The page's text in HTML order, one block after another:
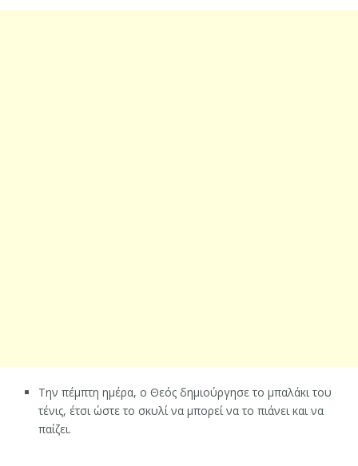
Την πέμπτη ημέρα, ο Θεός δημιούργησε το μπαλάκι του
τένις, έτσι ώστε το σκυλί να μπορεί να το πιάνει και να
παίζει.